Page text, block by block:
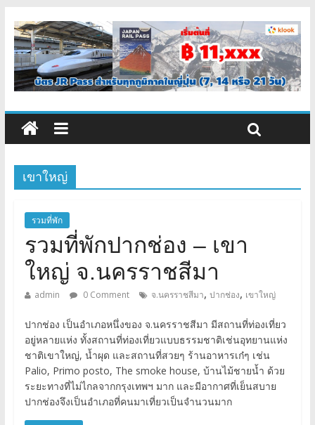
เขาใหญ่
รวมที่พัก
รวมที่พักปากช่อง – เขา
ใหญ่ จ.นครราชสีมา
admin 0 Comment จ.นครราชสีมา, ปากช่อง, เขาใหญ่
ปากช่อง เป็นอำเภอหนึ่งของ จ.นครราชสีมา มีสถานที่ท่องเที่ยว
อยู่หลายแห่ง ทั้งสถานที่ท่องเที่ยวแบบธรรมชาติเช่นอุทยานแห่ง
ชาติเขาใหญ่, น้ำผุด และสถานที่สวยๆ ร้านอาหารเก๋ๆ เช่น
Palio, Primo posto, The smoke house, บ้านไม้ชายน้ำ ด้วย
ระยะทางที่ไม่ไกลจากกรุงเทพฯ มาก และมีอากาศที่เย็นสบาย
ปากช่องจึงเป็นอำเภอที่คนมาเที่ยวเป็นจำนวนมาก